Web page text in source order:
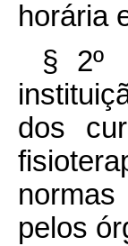
horária
§ 2º
dos
pelos